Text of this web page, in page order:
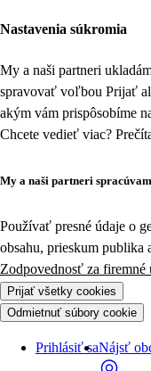
Nastavenia súkromia
My a naši partneri
spravovať voľbou Prijať
akým vám prispôsobíme
Chcete vedieť viac?
My a naši partneri
Používať presné údaje o
obsahu, prieskum publika
Zodpovednosť za firemné
Prijať všetky cookies
Odmietnuť súbory cookie
Prihlásiť saNájsť